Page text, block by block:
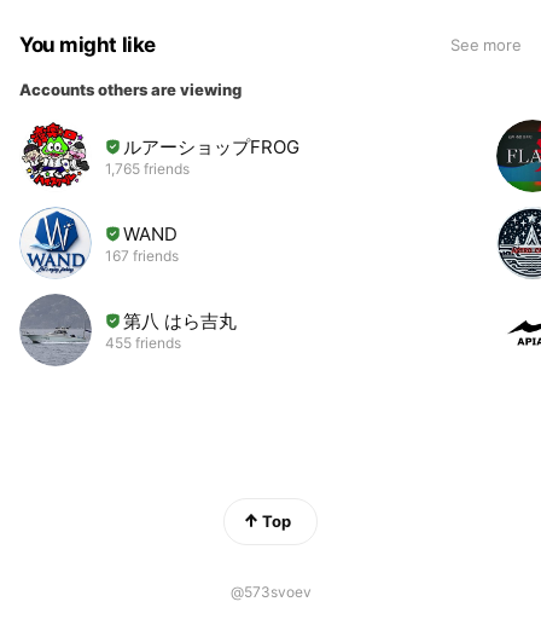
You might like See more
Accounts others are viewing
ルアーショップFROG
1,765 friends
WAND
167 friends
第八 はら吉丸
455 friends
Top
@573svoev